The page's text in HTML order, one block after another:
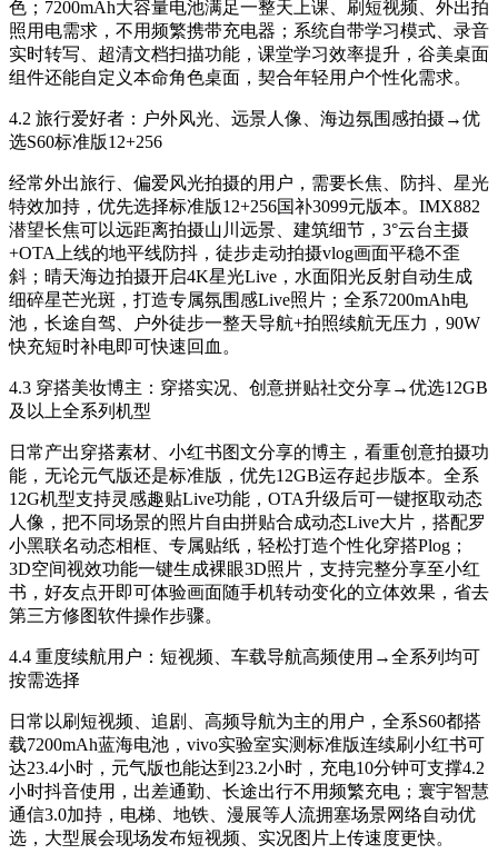
色；7200mAh大容量电池满足一整天上课、刷短视频、外出拍
照用电需求，不用频繁携带充电器；系统自带学习模式、录音
实时转写、超清文档扫描功能，课堂学习效率提升，谷美桌面
组件还能自定义本命角色桌面，契合年轻用户个性化需求。
4.2 旅行爱好者：户外风光、远景人像、海边氛围感拍摄→优
选S60标准版12+256
经常外出旅行、偏爱风光拍摄的用户，需要长焦、防抖、星光
特效加持，优先选择标准版12+256国补3099元版本。IMX882
潜望长焦可以远距离拍摄山川远景、建筑细节，3°云台主摄
+OTA上线的地平线防抖，徒步走动拍摄vlog画面平稳不歪
斜；晴天海边拍摄开启4K星光Live，水面阳光反射自动生成
细碎星芒光斑，打造专属氛围感Live照片；全系7200mAh电
池，长途自驾、户外徒步一整天导航+拍照续航无压力，90W
快充短时补电即可快速回血。
4.3 穿搭美妆博主：穿搭实况、创意拼贴社交分享→优选12GB
及以上全系列机型
日常产出穿搭素材、小红书图文分享的博主，看重创意拍摄功
能，无论元气版还是标准版，优先12GB运存起步版本。全系
12G机型支持灵感趣贴Live功能，OTA升级后可一键抠取动态
人像，把不同场景的照片自由拼贴合成动态Live大片，搭配罗
小黑联名动态相框、专属贴纸，轻松打造个性化穿搭Plog；
3D空间视效功能一键生成裸眼3D照片，支持完整分享至小红
书，好友点开即可体验画面随手机转动变化的立体效果，省去
第三方修图软件操作步骤。
4.4 重度续航用户：短视频、车载导航高频使用→全系列均可
按需选择
日常以刷短视频、追剧、高频导航为主的用户，全系S60都搭
载7200mAh蓝海电池，vivo实验室实测标准版连续刷小红书可
达23.4小时，元气版也能达到23.2小时，充电10分钟可支撑4.2
小时抖音使用，出差通勤、长途出行不用频繁充电；寰宇智慧
通信3.0加持，电梯、地铁、漫展等人流拥塞场景网络自动优
选，大型展会现场发布短视频、实况图片上传速度更快。